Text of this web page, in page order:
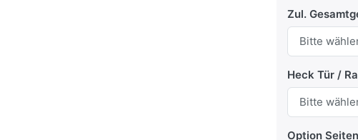
Zul.
Heck Tür /
Option